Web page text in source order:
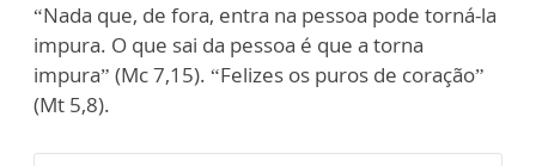
“Nada que, de fora, entra na pessoa pode torná-la
impura. O que sai da pessoa é que a torna
impura” (Mc 7,15). “Felizes os puros de coração”
(Mt 5,8).